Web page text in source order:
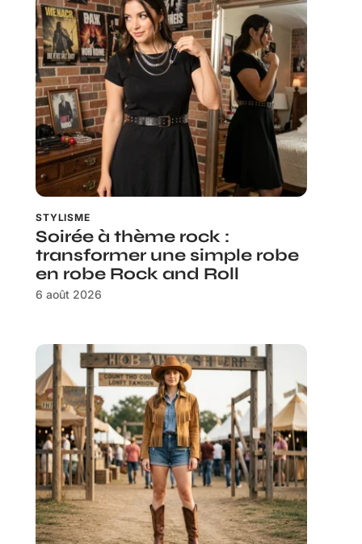
STYLISME
Soirée à thème rock :
transformer une simple robe
en robe Rock and Roll
6 août 2026